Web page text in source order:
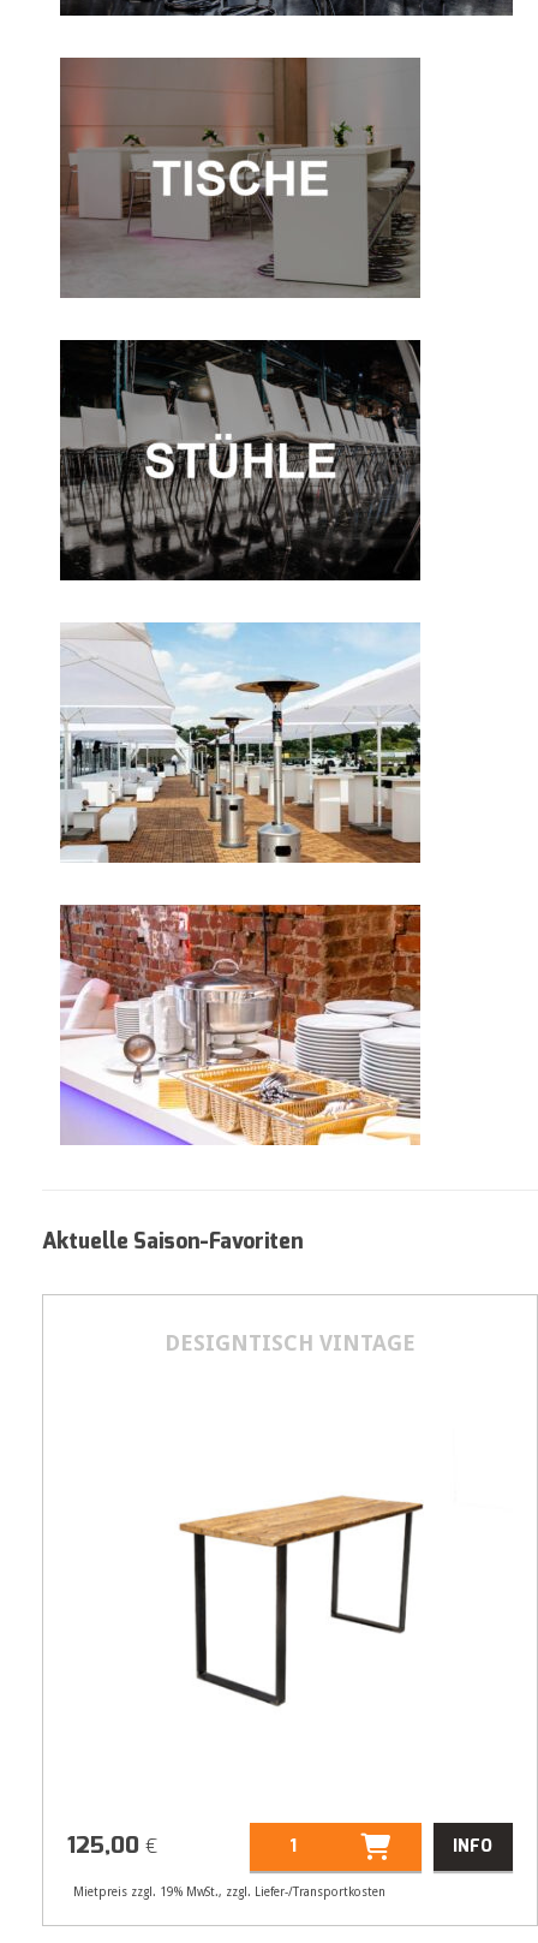
Aktuelle Saison-Favoriten
DESIGNTISCH VINTAGE
125,00 € INFO
Mietpreis zzgl. 19% MwSt., zzgl. Liefer-/Transportkosten